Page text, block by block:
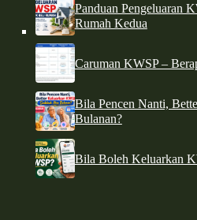
Panduan Pengeluaran
Rumah Kedua
Caruman KWSP –
Bila Pencen Nanti,
Bulanan?
Bila Boleh Keluarkan